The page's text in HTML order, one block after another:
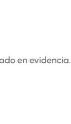
en evidencia.